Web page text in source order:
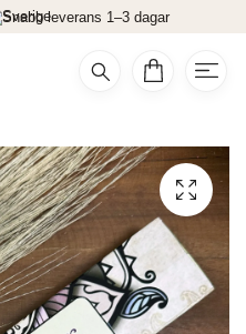
Snabb leverans 1–3 dagar